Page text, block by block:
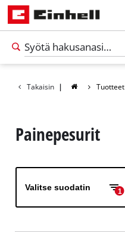
Takaisin | Tuotteet
Painepesurit
Valitse suodatin 1